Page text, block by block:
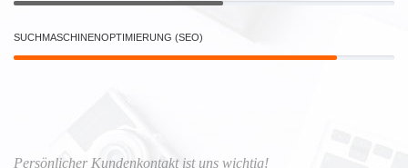
SUCHMASCHINENOPTIMIERUNG (SEO)
Persönlicher Kundenkontakt ist uns wichtig!